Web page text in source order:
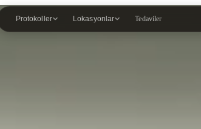
Protokoller Lokasyonlar Tedaviler